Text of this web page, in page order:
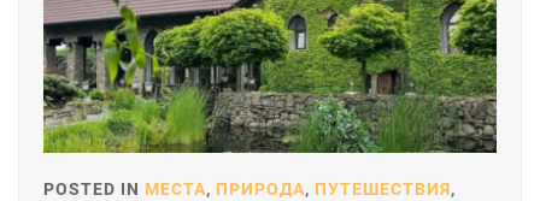
POSTED IN МЕСТА, ПРИРОДА, ПУТЕШЕСТВИЯ,